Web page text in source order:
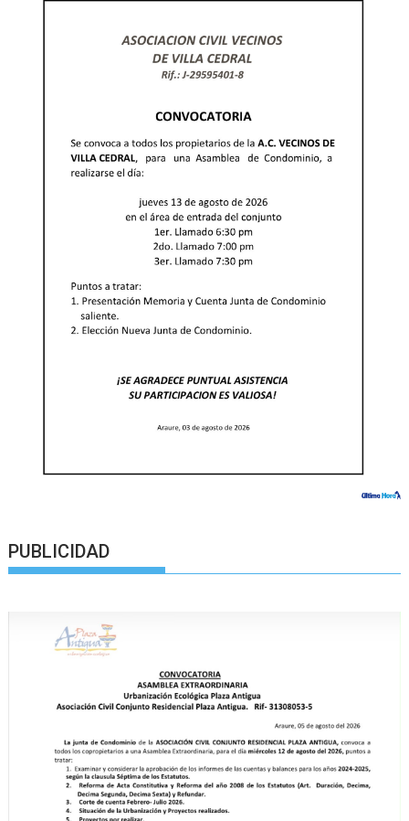
PUBLICIDAD